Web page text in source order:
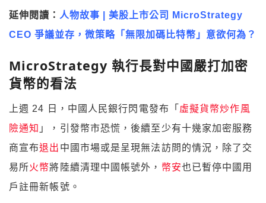
延伸閱讀： 人物故事 | 美股上市公司 MicroStrategy
CEO 爭議並存，微策略「無限加碼比特幣」意欲何為？
MicroStrategy 執行長對中國嚴打加密
貨幣的看法
上週 24 日，中國人民銀行閃電發布「 虛擬貨幣炒作風
險通知 」，引發幣市恐慌，後續至少有十幾家加密服務
商宣布退出 中國市場或是呈現無法訪問的情況，除了交
易所火幣將陸續清理中國帳號外， 幣安也已暫停中國用
戶註冊新帳號。